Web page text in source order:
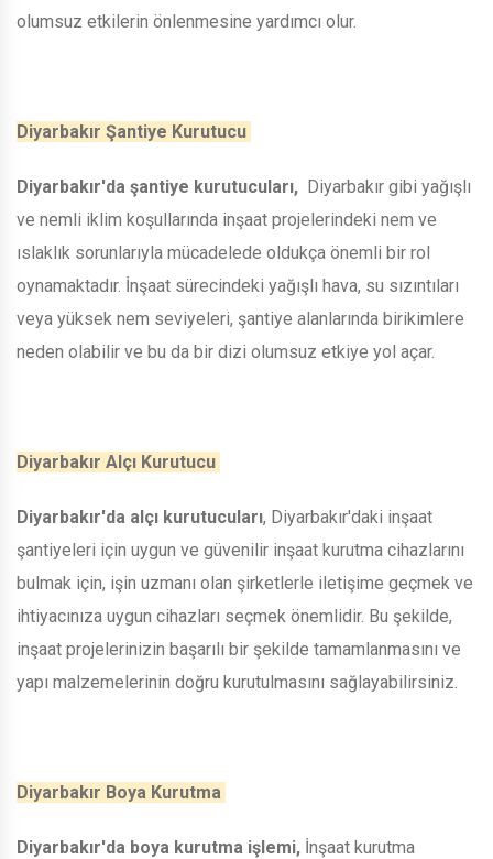
olumsuz etkilerin önlenmesine yardımcı olur.
Diyarbakır Şantiye Kurutucu
Diyarbakır'da şantiye kurutucuları, Diyarbakır gibi yağışlı
ve nemli iklim koşullarında inşaat projelerindeki nem ve
ıslaklık sorunlarıyla mücadelede oldukça önemli bir rol
oynamaktadır. İnşaat sürecindeki yağışlı hava, su sızıntıları
veya yüksek nem seviyeleri, şantiye alanlarında birikimlere
neden olabilir ve bu da bir dizi olumsuz etkiye yol açar.
Diyarbakır Alçı Kurutucu
Diyarbakır'da alçı kurutucuları, Diyarbakır'daki inşaat
şantiyeleri için uygun ve güvenilir inşaat kurutma cihazlarını
bulmak için, işin uzmanı olan şirketlerle iletişime geçmek ve
ihtiyacınıza uygun cihazları seçmek önemlidir. Bu şekilde,
inşaat projelerinizin başarılı bir şekilde tamamlanmasını ve
yapı malzemelerinin doğru kurutulmasını sağlayabilirsiniz.
Diyarbakır Boya Kurutma
Diyarbakır'da boya kurutma işlemi, İnşaat kurutma